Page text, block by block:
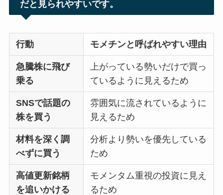
だと見られやすいです。
行動 モメチンと呼ばれやすい理由
急騰株に飛び
乗る
上がっている勢いだけで買っ
ているように見えるため
SNSで話題の
株を買う
雰囲気に流されているように
見えるため
材料を深く調
べずに買う
分析より勢いを優先している
ため
高値更新銘柄
を追いかける
モメンタム重視の投資に見え
るため